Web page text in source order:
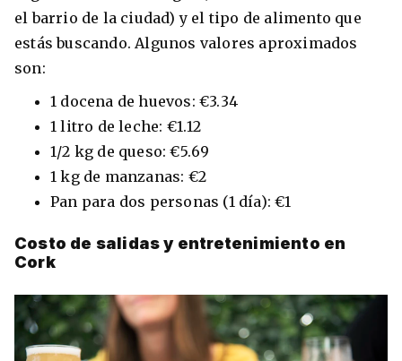
el barrio de la ciudad) y el tipo de alimento que
estás buscando. Algunos valores aproximados
son:
1 docena de huevos: €3.34
1 litro de leche: €1.12
1/2 kg de queso: €5.69
1 kg de manzanas: €2
Pan para dos personas (1 día): €1
Costo de salidas y entretenimiento en
Cork